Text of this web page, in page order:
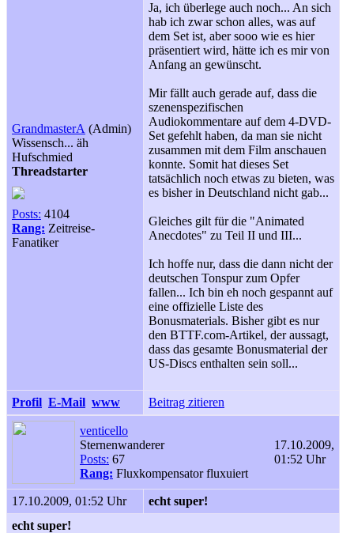
GrandmasterA (Admin)
Wissensch... äh
Hufschmied
Threadstarter
Posts: 4104
Rang: Zeitreise-
Fanatiker
Ja, ich überlege auch noch... An sich
hab ich zwar schon alles, was auf
dem Set ist, aber sooo wie es hier
präsentiert wird, hätte ich es mir von
Anfang an gewünscht.
Mir fällt auch gerade auf, dass die
szenenspezifischen
Audiokommentare auf dem 4-DVD-
Set gefehlt haben, da man sie nicht
zusammen mit dem Film anschauen
konnte. Somit hat dieses Set
tatsächlich noch etwas zu bieten, was
es bisher in Deutschland nicht gab...
Gleiches gilt für die "Animated
Anecdotes" zu Teil II und III...
Ich hoffe nur, dass die dann nicht der
deutschen Tonspur zum Opfer
fallen... Ich bin eh noch gespannt auf
eine offizielle Liste des
Bonusmaterials. Bisher gibt es nur
den BTTF.com-Artikel, der aussagt,
dass das gesamte Bonusmaterial der
US-Discs enthalten sein soll...
Profil E-Mail www Beitrag zitieren
venticello
Sternenwanderer
Posts: 67
Rang: Fluxkompensator fluxuiert
17.10.2009,
01:52 Uhr
17.10.2009, 01:52 Uhr
echt super!
echt super!